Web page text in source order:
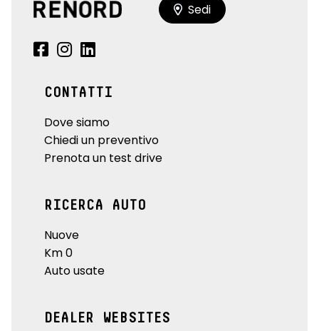
Sedi
CONTATTI
Dove siamo
Chiedi un preventivo
Prenota un test drive
RICERCA AUTO
Nuove
Km 0
Auto usate
DEALER WEBSITES